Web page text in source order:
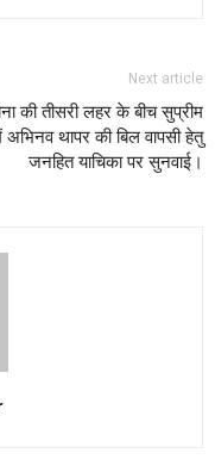
Next article
की तीसरी लहर के बीच सुप्रीम
अभिनव थापर की बिल वापसी हेतु
जनहित याचिका पर सुनवाई।